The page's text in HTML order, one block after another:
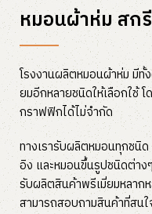
หมอนผ้าห่ม สก
โรงงานผลิตหมอนผ้าห่ม มีทั้
ยมอีกหลายชนิดให้เลือกใช้
กราฟฟิกได้ไม่จำกัด
ทางเรารับผลิตหมอนทุกชนิ
อิง และหมอนขึ้นรูปชนิดต่าง
รับผลิตสินค้าพรีเมี่ยมหลาก
สามารถสอบถามสินค้าที่สนใ